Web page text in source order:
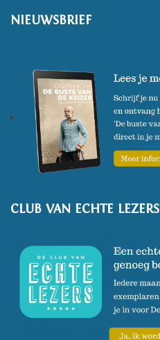
NIEUWSBRIEF
CLUB VAN ECHTE LEZERS